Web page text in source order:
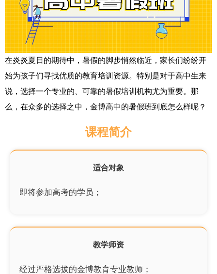
在炎炎夏日的期待中，暑假的脚步悄然临近，家长们纷纷开
始为孩子们寻找优质的教育培训资源。特别是对于高中生来
说，选择一个专业的、可靠的暑假培训机构尤为重要。那
么，在众多的选择之中，金博高中的暑假班到底怎么样呢？
课程简介
适合对象
即将参加高考的学员；
教学师资
经过严格选拔的金博教育专业教师；